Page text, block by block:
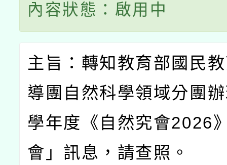
內容狀態：啟用中
主旨：轉知教育部國民
導團自然科學領域分團
學年度《自然究會2026
會」訊息，請查照。